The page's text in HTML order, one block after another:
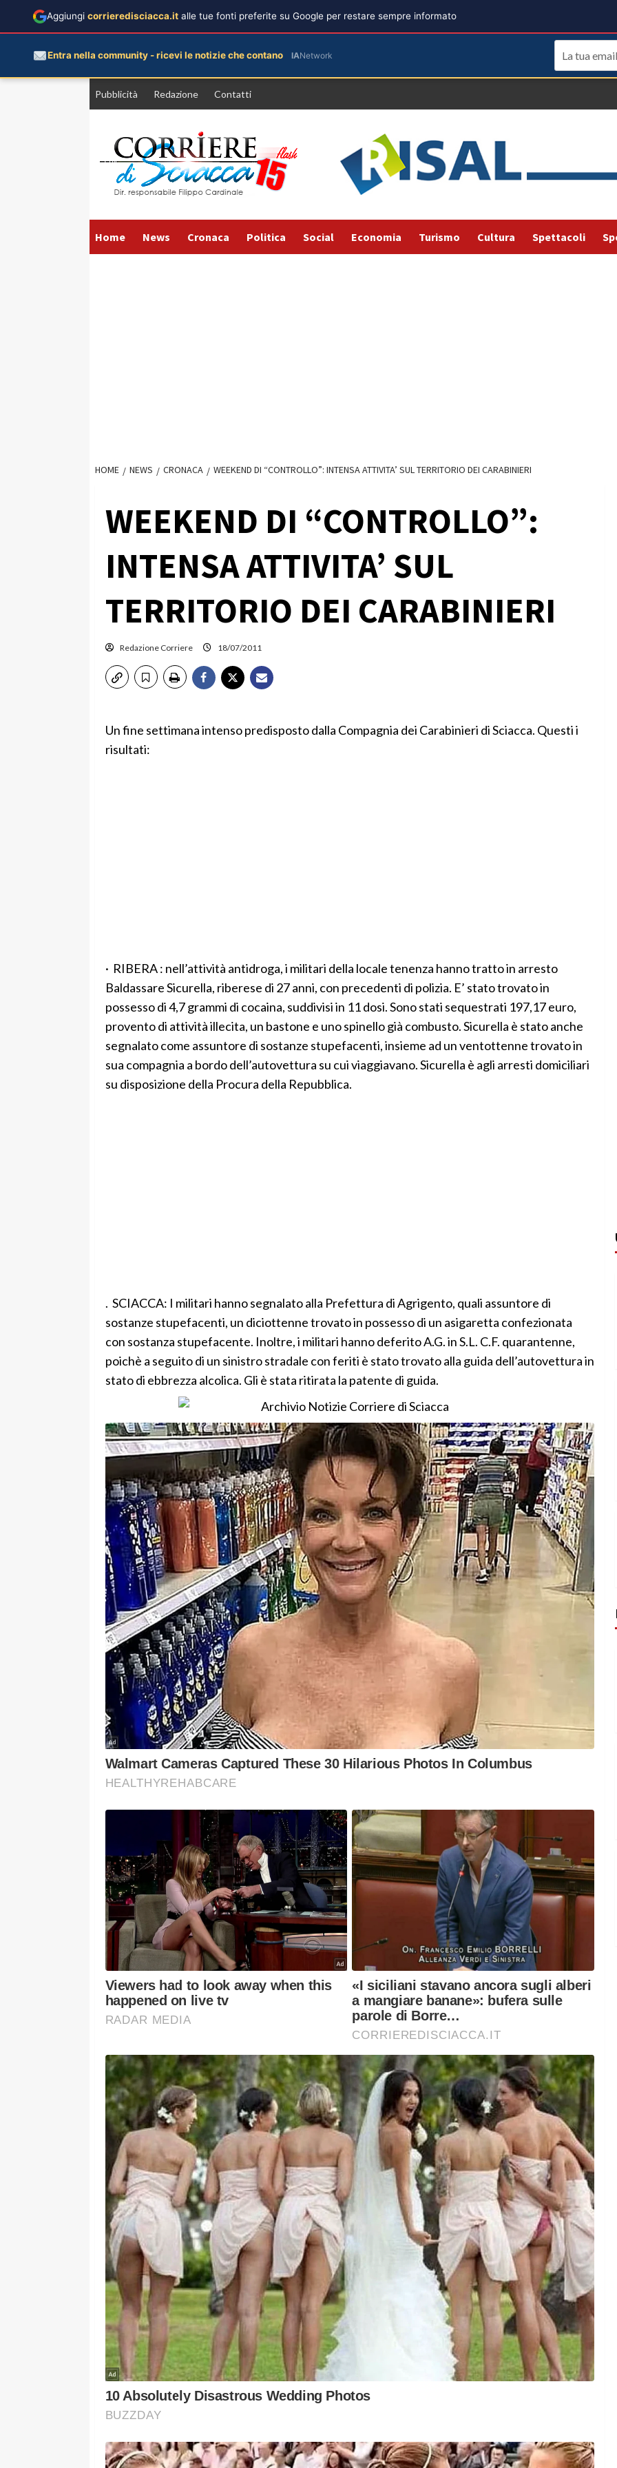
Pubblicità Redazione Contatti
Home News Cronaca Politica Social Economia Turismo Cultura Spettacoli
HOME NEWS CRONACA WEEKEND DI “CONTROLLO”: INTENSA ATTIVITA’ SUL TERRITORIO DEI CARABINIERI
WEEKEND DI “CONTROLLO”:
INTENSA ATTIVITA’ SUL
TERRITORIO DEI CARABINIERI
Redazione Corriere 18/07/2011
Un fine settimana intenso predisposto dalla Compagnia dei Carabinieri di Sciacca. Questi i
risultati:
· RIBERA : nell’attività antidroga, i militari della locale tenenza hanno tratto in arresto
Baldassare Sicurella, riberese di 27 anni, con precedenti di polizia. E’ stato trovato in
possesso di 4,7 grammi di cocaina, suddivisi in 11 dosi. Sono stati sequestrati 197,17 euro,
provento di attività illecita, un bastone e uno spinello già combusto. Sicurella è stato anche
segnalato come assuntore di sostanze stupefacenti, insieme ad un ventottenne trovato in
sua compagnia a bordo dell’autovettura su cui viaggiavano. Sicurella è agli arresti domiciliari
su disposizione della Procura della Repubblica.
. SCIACCA: I militari hanno segnalato alla Prefettura di Agrigento, quali assuntore di
sostanze stupefacenti, un diciottenne trovato in possesso di un asigaretta confezionata
con sostanza stupefacente. Inoltre, i militari hanno deferito A.G. in S.L. C.F. quarantenne,
poichè a seguito di un sinistro stradale con feriti è stato trovato alla guida dell’autovettura in
stato di ebbrezza alcolica. Gli è stata ritirata la patente di guida.
Aggiungi corrieredisciacca.it alle tue fonti preferite su Google per restare sempre informato
Entra nella community - ricevi le notizie che contano IANetwork